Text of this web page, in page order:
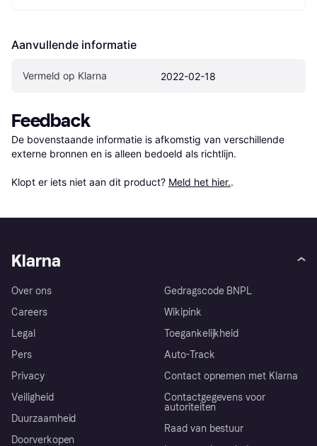
Aanvullende informatie
Vermeld op Klarna 2022-02-18
Feedback
De bovenstaande informatie is afkomstig van verschillende
externe bronnen en is alleen bedoeld als richtlijn.
Klopt er iets niet aan dit product? Meld het hier..
Klarna
Over ons
Careers
Legal
Pers
Privacy
Veiligheid
Duurzaamheid
Doorverkopen
Gedragscode BNPL
Wikipink
Toegankelijkheid
Auto-Track
Contact opnemen met Klarna
Contactgegevens voor
autoriteiten
Raad van bestuur